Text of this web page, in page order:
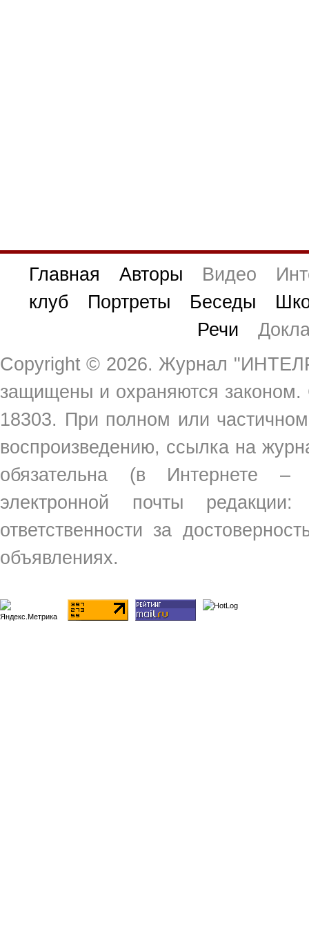
Главная Авторы Видео
клуб
Портреты Беседы
Речи
Copyright © 2026. Журнал
защищены и охраняются
18303. При полном или
воспроизведению, ссылка на
обязательна (в Интернете
электронной почты
ответственности за
объявлениях.